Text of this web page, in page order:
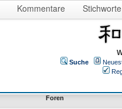
Kommentare Stichworte
Suche
Foren